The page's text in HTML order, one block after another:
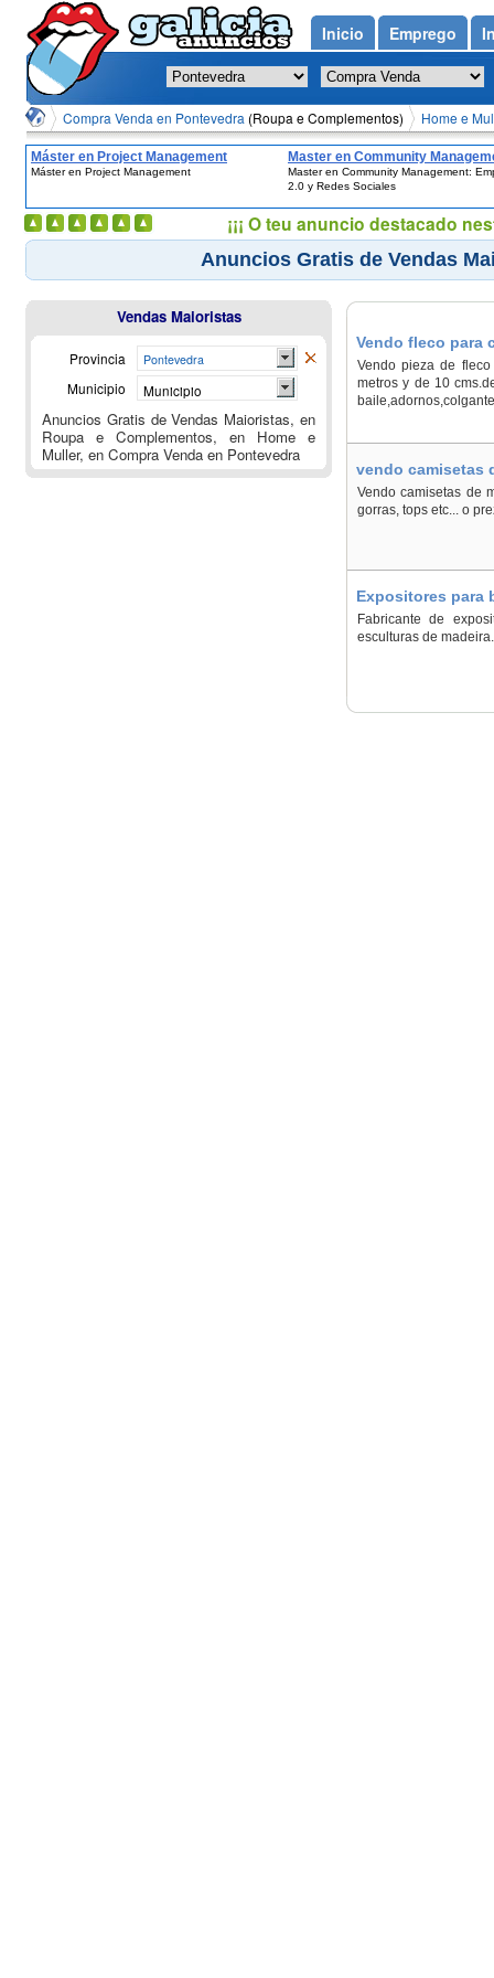
Compra Venda en Pontevedra (Roupa e Complementos) Home e
Máster en Project Management
Máster en Project Management
Master en Community
Empresa 2.0 y Redes Sociales
Master en Community Management:
2.0 y Redes Sociales
Anuncios Gratis de Vendas
Vendo fleco para
Vendo pieza de
metros y de 10
vendo camisetas
Vendo camisetas de
gorras, tops etc... o
Expositores para
Fabricante de
esculturas de
Vendas Maioristas
Provincia Pontevedra
Municipio Municipio
Anuncios Gratis de Vendas Maioristas, en
Roupa e Complementos, en Home e
Muller, en Compra Venda en Pontevedra
Inicio Emprego
¡¡¡ O teu anuncio destacado